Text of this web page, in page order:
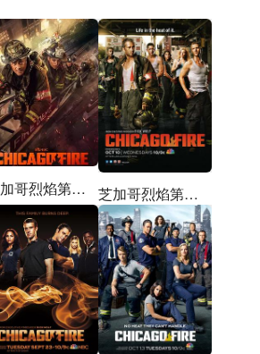
芝加哥烈焰第十三季 芝加哥烈焰第一季